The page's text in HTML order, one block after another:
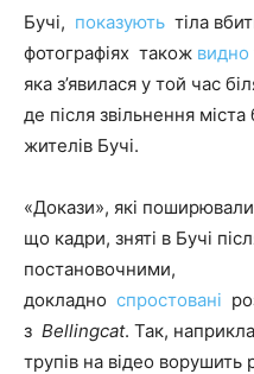
Бучі, показують тіла
фотографіях також видно
яка з’явилася у той час
де після звільнення
жителів Бучі.
«Докази», які
що кадри, зняті в Бучі
постановочними,
докладно спростовані
з Bellingcat. Так,
трупів на відео